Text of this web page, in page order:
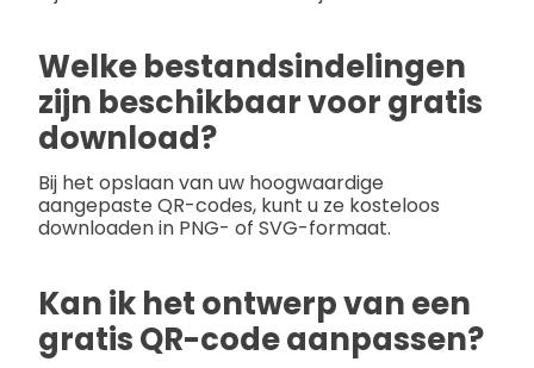
Welke bestandsindelingen
zijn beschikbaar voor gratis
download?
Bij het opslaan van uw hoogwaardige
aangepaste QR-codes, kunt u ze kosteloos
downloaden in PNG- of SVG-formaat.
Kan ik het ontwerp van een
gratis QR-code aanpassen?